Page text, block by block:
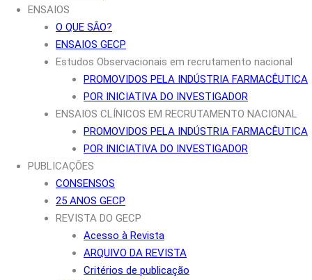
ENSAIOS
O QUE SÃO?
ENSAIOS GECP
Estudos Observacionais em recrutamento nacional
PROMOVIDOS PELA INDÚSTRIA FARMACÊUTICA
POR INICIATIVA DO INVESTIGADOR
ENSAIOS CLÍNICOS EM RECRUTAMENTO NACIONAL
PROMOVIDOS PELA INDÚSTRIA FARMACÊUTICA
POR INICIATIVA DO INVESTIGADOR
PUBLICAÇÕES
CONSENSOS
25 ANOS GECP
REVISTA DO GECP
Acesso à Revista
ARQUIVO DA REVISTA
Critérios de publicação